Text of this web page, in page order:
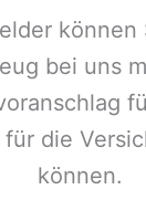
können
bei uns
die
können.